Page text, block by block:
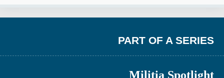
PART OF A SERIES
Militia Spotlight